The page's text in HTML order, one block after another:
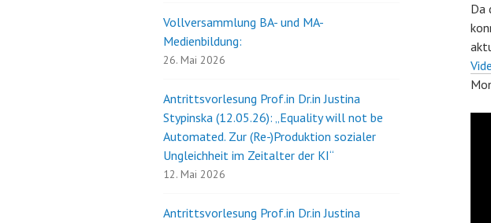
Da
Vollversammlung BA- und MA-
Medienbildung:
26. Mai 2026
Antrittsvorlesung Prof.in Dr.in Justina
Stypinska (12.05.26): „Equality will not be
Automated. Zur (Re-)Produktion sozialer
Ungleichheit im Zeitalter der KI“
12. Mai 2026
Antrittsvorlesung Prof.in Dr.in Justina